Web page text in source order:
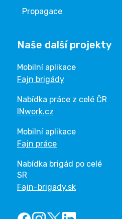
Propagace
Naše další projekty
Mobilní aplikace
Fajn brigády
Nabídka práce z celé ČR
INwork.cz
Mobilní aplikace
Fajn práce
Nabídka brigád po celé
SR
Fajn-brigady.sk